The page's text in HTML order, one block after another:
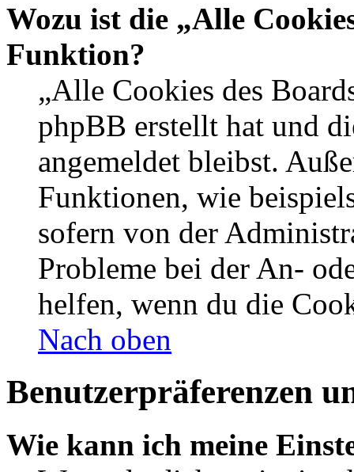
Wozu ist die „Alle
Funktion?
„Alle Cookies des
phpBB erstellt hat und
angemeldet bleibst.
Funktionen, wie
sofern von der
Probleme bei der An-
helfen, wenn du die
Nach oben
Benutzerpräferenzen
Wie kann ich meine